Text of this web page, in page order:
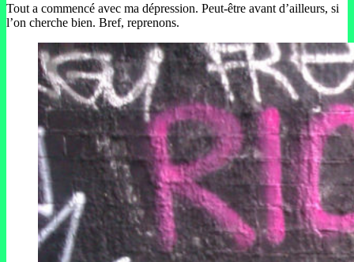
Tout a commencé avec ma dépression. Peut-être avant d’ailleurs, si
l’on cherche bien. Bref, reprenons.